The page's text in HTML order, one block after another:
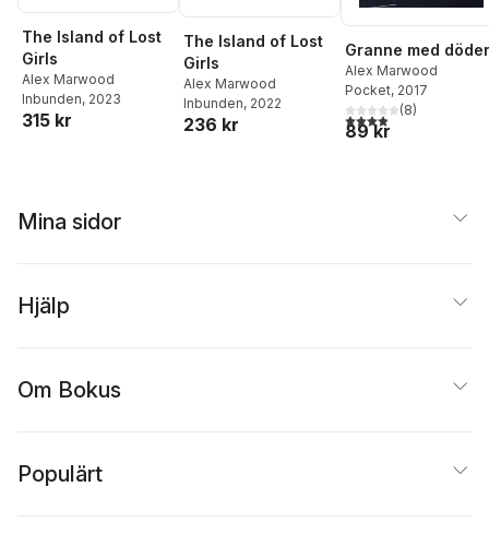
The Island of Lost
Girls
Alex Marwood
Inbunden, 2023
315 kr
The Island of Lost
Girls
Alex Marwood
Inbunden, 2022
236 kr
Granne med
Alex Marwood
Pocket, 2017
3,9utav 5 stjärnor.
(8)
89 kr
Mina sidor
Hjälp
Om Bokus
Populärt